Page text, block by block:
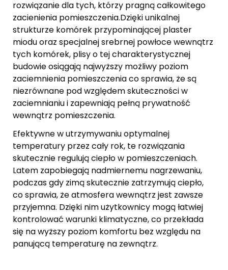
rozwiązanie dla tych, którzy pragną całkowitego
zacienienia pomieszczenia.Dzięki unikalnej
strukturze komórek przypominającej plaster
miodu oraz specjalnej srebrnej powłoce wewnątrz
tych komórek, plisy o tej charakterystycznej
budowie osiągają najwyższy możliwy poziom
zaciemnienia pomieszczenia co sprawia, że są
niezrównane pod względem skuteczności w
zaciemnianiu i zapewniają pełną prywatność
wewnątrz pomieszczenia.
Efektywne w utrzymywaniu optymalnej
temperatury przez cały rok, te rozwiązania
skutecznie regulują ciepło w pomieszczeniach.
Latem zapobiegają nadmiernemu nagrzewaniu,
podczas gdy zimą skutecznie zatrzymują ciepło,
co sprawia, że atmosfera wewnątrz jest zawsze
przyjemna. Dzięki nim użytkownicy mogą łatwiej
kontrolować warunki klimatyczne, co przekłada
się na wyższy poziom komfortu bez względu na
panującą temperaturę na zewnątrz.